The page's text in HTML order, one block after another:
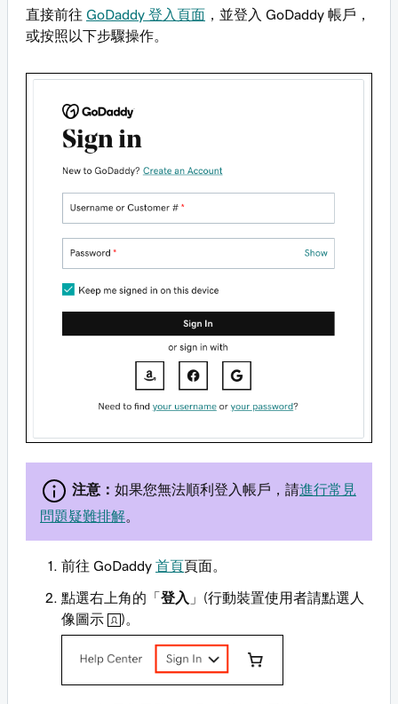
直接前往 GoDaddy 登入頁面 ，並登入 GoDaddy 帳戶，
或按照以下步驟操作。
注意： 如果您無法順利登入帳戶，請進行常見
問題疑難排解
前往 GoDaddy 首頁頁面。
點選右上角的「登入 」(行動裝置使用者請點選人
像圖示
)。